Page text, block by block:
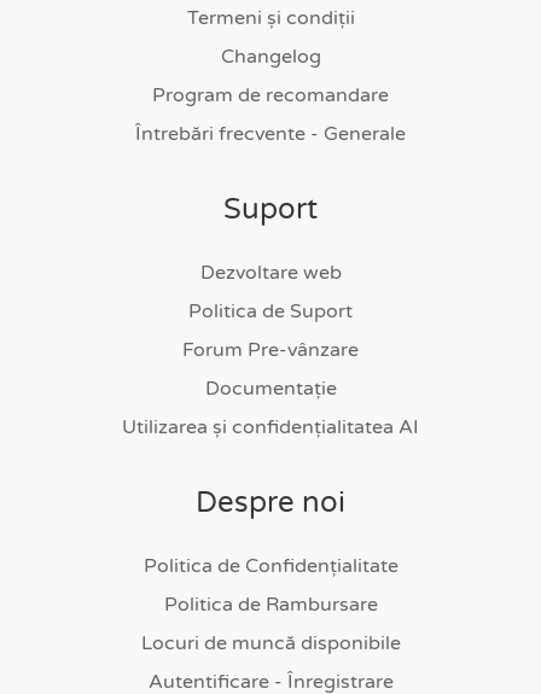
Termeni și condiții
Changelog
Program de recomandare
Întrebări frecvente - Generale
Suport
Dezvoltare web
Politica de Suport
Forum Pre-vânzare
Documentație
Utilizarea și confidențialitatea AI
Despre noi
Politica de Confidențialitate
Politica de Rambursare
Locuri de muncă disponibile
Autentificare - Înregistrare